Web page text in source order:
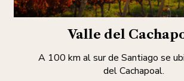
Valle del
A 100 km al sur de Santiago se
del Cachapoal.